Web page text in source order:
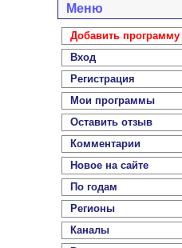
Меню
Добавить программу
Вход
Регистрация
Мои программы
Оставить отзыв
Комментарии
Новое на сайте
По годам
Регионы
Каналы